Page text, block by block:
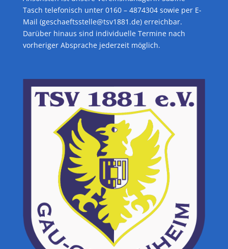
Tasch telefonisch unter 0160 – 4874304 sowie per E-
Mail (geschaeftsstelle@tsv1881.de) erreichbar.
Darüber hinaus sind individuelle Termine nach
vorheriger Absprache jederzeit möglich.